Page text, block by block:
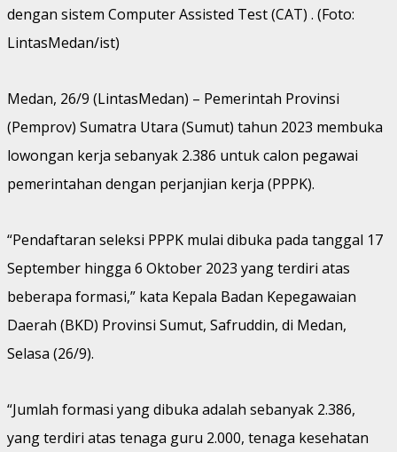
dengan sistem Computer Assisted Test (CAT) . (Foto:
LintasMedan/ist)
Medan, 26/9 (LintasMedan) – Pemerintah Provinsi
(Pemprov) Sumatra Utara (Sumut) tahun 2023 membuka
lowongan kerja sebanyak 2.386 untuk calon pegawai
pemerintahan dengan perjanjian kerja (PPPK).
“Pendaftaran seleksi PPPK mulai dibuka pada tanggal 17
September hingga 6 Oktober 2023 yang terdiri atas
beberapa formasi,” kata Kepala Badan Kepegawaian
Daerah (BKD) Provinsi Sumut, Safruddin, di Medan,
Selasa (26/9).
“Jumlah formasi yang dibuka adalah sebanyak 2.386,
yang terdiri atas tenaga guru 2.000, tenaga kesehatan